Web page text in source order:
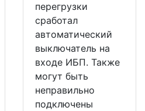
перегрузки
сработал
автоматический
выключатель на
входе ИБП. Также
могут быть
неправильно
подключены